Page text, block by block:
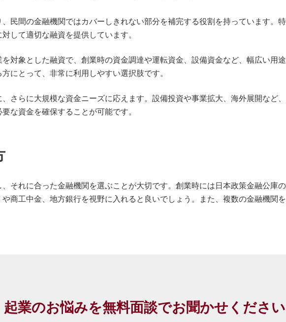
民間の金融機関ではカバーしきれない部分を補完する役割を持っています。
して適切な融資を提供しています。
対象とした融資で、創業時の資金調達や運転資金、設備資金など、幅広い用
にとって、非常に利用しやすい選択肢です。
さらに大規模な資金ニーズに応えます。設備投資や事業拡大、海外展開など
な資金を確保することが可能です。
それに合った金融機関を選ぶことが大切です。創業時には日本政策金融公庫
商工中金、地方銀行を視野に入れると良いでしょう。また、複数の金融機関
業のお悩みを無料面談でお聞かせください